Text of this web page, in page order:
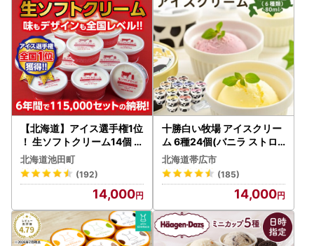
【北海道】アイス選手権1位
！ 生ソフトクリーム14個 ×
120㎖ 人気のアイスクリー
ム 北海道アイスクリーム ア
イスクリーム 北海道アイス
アイス 7年間で13万セット
受注
北海道池田町
(192)
14,000
十勝白い牧場 アイスクリー
ム 6種24個(バニラ ストロ
ベリー チョコ チーズ メロ
ン ハスカップ)_菓子・スイ
ーツ アイス・ジェラート _
【配送不可地域：離島】【1
205885】
北海道帯広市
(185)
14,000